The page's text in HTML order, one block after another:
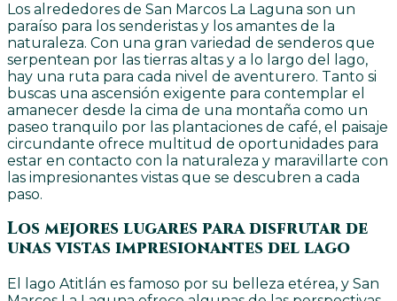
Los alrededores de San Marcos La Laguna son un
paraíso para los senderistas y los amantes de la
naturaleza. Con una gran variedad de senderos que
serpentean por las tierras altas y a lo largo del lago,
hay una ruta para cada nivel de aventurero. Tanto si
buscas una ascensión exigente para contemplar el
amanecer desde la cima de una montaña como un
paseo tranquilo por las plantaciones de café, el paisaje
circundante ofrece multitud de oportunidades para
estar en contacto con la naturaleza y maravillarte con
las impresionantes vistas que se descubren a cada
paso.
Los mejores lugares para disfrutar de
unas vistas impresionantes del lago
El lago Atitlán es famoso por su belleza etérea, y San